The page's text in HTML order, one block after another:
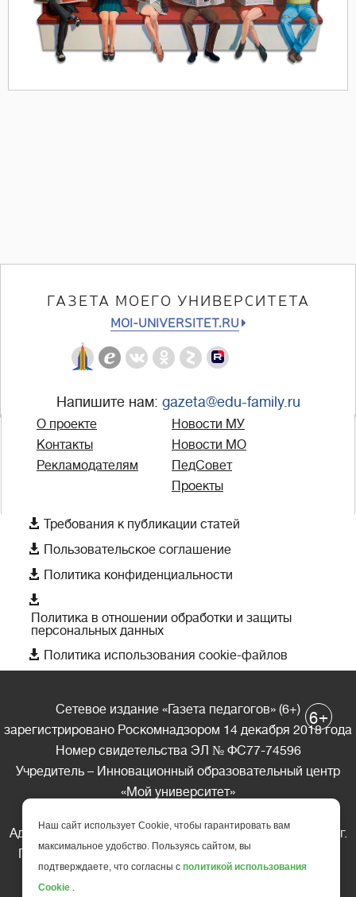
ГАЗЕТА МОЕГО УНИВЕРСИТЕТА
MOI-UNIVERSITET.RU
Напишите нам: gazeta@edu-family.ru
О проекте
Контакты
Рекламодателям
Новости МУ
Новости МО
ПедСовет
Проекты
 Требования к публикации статей
 Пользовательское соглашение
 Политика конфиденциальности

Политика в отношении обработки и защиты
персональных данных
 Политика использования cookie-файлов
Сетевое издание «Газета педагогов» (6+)
зарегистрировано Роскомнадзором 14 декабря 2018 года
Номер свидетельства ЭЛ № ФС77-74596
Учредитель – Инновационный образовательный центр
«Мой университет»
Адрес редакции: 185035 Россия, Республика Карелия, г.
Петрозаводск, ул. Фридриха Энгельса д.10, офис 211
Телефон редакции: +7 (499) 685-10-45
6+
Наш сайт использует Cookie, чтобы гарантировать вам
максимальное удобство. Пользуясь сайтом, вы
подтверждаете, что согласны с политикой использования
Cookie .